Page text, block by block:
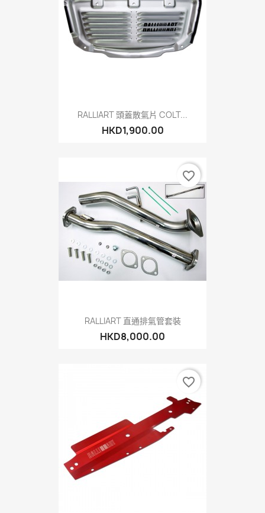
RALLIART 頭蓋散氣片 COLT...
HKD1,900.00
RALLIART 直通排氣管套裝
HKD8,000.00
favorite_border
favorite_border